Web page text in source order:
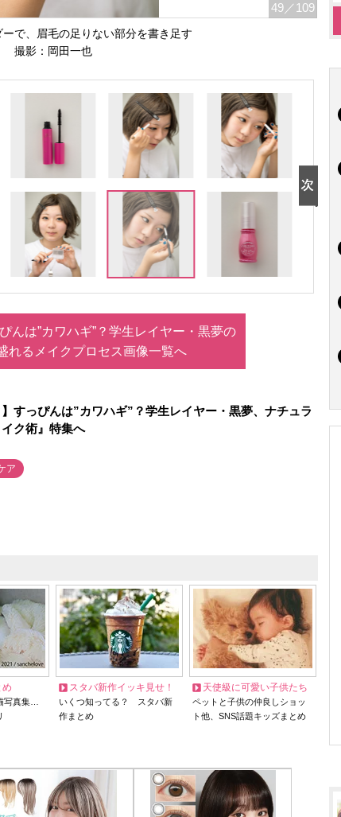
49 ／109
で、眉毛の足りない部分を書き足す
撮影：岡田一也
んは”カワハギ”？学生レイヤー・黒夢の
れるメイクプロセス画像一覧へ
すっぴんは”カワハギ”？学生レイヤー・黒夢、ナチュラ
ク術』特集へ
ア
め
写真集…
スタバ新作イッキ見せ！
いくつ知ってる？ スタバ新
作まとめ
天使級に可愛い子供たち
ペットと子供の仲良しショッ
ト他、SNS話題キッズまとめ